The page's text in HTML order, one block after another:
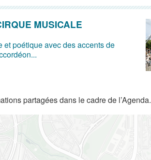
MUSICALE
poétique avec des accents de
partagées dans le cadre de l’Agenda.